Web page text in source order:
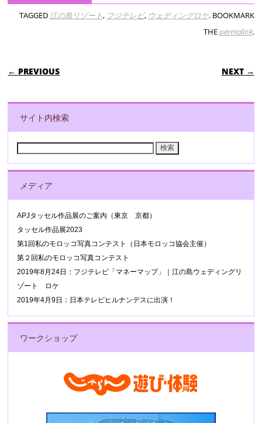
TAGGED 江の島リゾート, フジテレビ, ウェディングロケ. BOOKMARK
THEpermalink.
POST NAVIGATION
← PREVIOUS NEXT →
サイト内検索
メディア
APJタッセル作品展のご案内（東京 京都）
タッセル作品展2023
第1回私のモロッコ写真コンテスト（日本モロッコ協会主催）
第２回私のモロッコ写真コンテスト
2019年8月24日：フジテレビ「マネーマップ」｜江の島ウェディングリ
ゾート ロケ
2019年4月9日：日本テレビヒルナンデスに出演！
ワークショップ